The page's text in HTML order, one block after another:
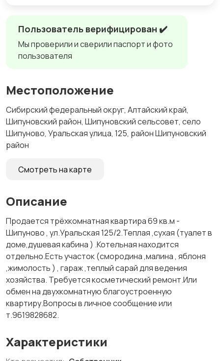
Пользователь верифицирован ✔️
Мы проверили и сверили паспорт и фото
пользователя
Местоположение
Сибирский федеральный округ, Алтайский край,
Шипуновский район, Шипуновский сельсовет, село
Шипуново, Уральская улица, 125, район Шипуновский
район
Смотреть на карте
Описание
Продается трёхкомнатная квартира 69 кв.м -
Шипуново , ул.Уральская 125/2.Теплая ,сухая (туалет в
доме,душевая кабина ) .Котельная находится
отдельно.Есть участок (смородина ,малина , яблоня
,жимолость ) , гараж ,теплый сарай для ведения
хозяйства. Требуется косметический ремонт.Или
обмен на двухкомнатную благоустроенную
квартиру.Вопросы в личное сообщение или
т.9619828682.
Характеристики